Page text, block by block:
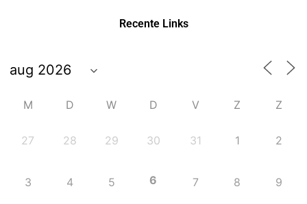
Recente Links
M D W D V Z Z
27 28 29 30 31 1 2
3 4 5 6 7 8 9